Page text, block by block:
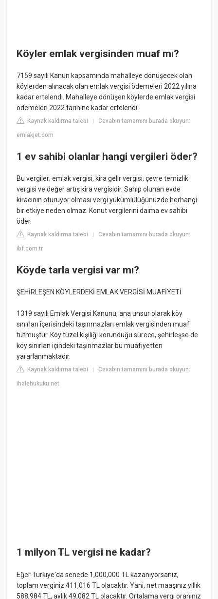
Köyler emlak vergisinden muaf mı?
7159 sayılı Kanun kapsamında mahalleye dönüşecek olan
köylerden alınacak olan emlak vergisi ödemeleri 2022 yılına
kadar ertelendi. Mahalleye dönüşen köylerde emlak vergisi
ödemeleri 2022 tarihine kadar ertelendi.
Kaynak kaldırma talebi |Cevabın tamamını burada okuyun:
emlakjet.com
1 ev sahibi olanlar hangi vergileri öder?
Bu vergiler; emlak vergisi, kira gelir vergisi, çevre temizlik
vergisi ve değer artış kira vergisidir. Sahip olunan evde
kiracının oturuyor olması vergi yükümlülüğünüzde herhangi
bir etkiye neden olmaz. Konut vergilerini daima ev sahibi
öder.
Kaynak kaldırma talebi |Cevabın tamamını burada okuyun:
ibf.com.tr
Köyde tarla vergisi var mı?
ŞEHİRLEŞEN KÖYLERDEKİ EMLAK VERGİSİ MUAFİYETİ
1319 sayılı Emlak Vergisi Kanunu, ana unsur olarak köy
sınırları içerisindeki taşınmazları emlak vergisinden muaf
tutmuştur. Köy tüzel kişiliği korunduğu sürece, şehirleşse de
köy sınırlan içindeki taşınmazlar bu muafiyetten
yararlanmaktadır.
Kaynak kaldırma talebi |Cevabın tamamını burada okuyun:
ihalehukuku.net
1 milyon TL vergisi ne kadar?
Eğer Türkiye'da senede 1,000,000 TL kazanıyorsanız,
toplam verginiz 411,016 TL olacaktır. Yani, net maaşınız yıllık
588,984 TL, aylık 49,082 TL olacaktır. Ortalama vergi oranınız